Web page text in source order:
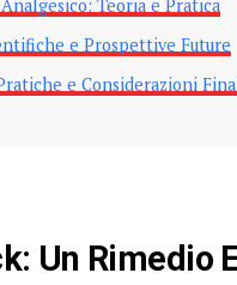
Teoria e Pratica
e Prospettive Future
e Considerazioni
Un Rimedio